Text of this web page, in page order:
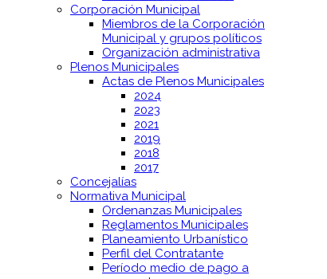
Corporación Municipal
Miembros de la Corporación
Municipal y grupos políticos
Organización administrativa
Plenos Municipales
Actas de Plenos Municipales
2024
2023
2021
2019
2018
2017
Concejalías
Normativa Municipal
Ordenanzas Municipales
Reglamentos Municipales
Planeamiento Urbanístico
Perfil del Contratante
Período medio de pago a